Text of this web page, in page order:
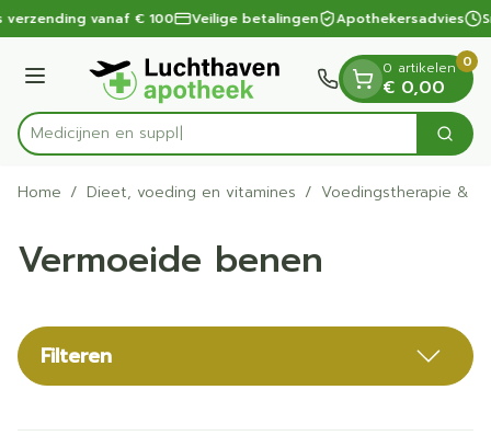
Ga naar de inhoud
1 van 1 vanaf € 100 Veilige betalingen Apothekersadvies
Menu
Product, merk, categorie... Zoek
0 artikelen
€ 0,00
0
Home / Dieet, voeding en vitamines / Voedingstherapie &
Vermoeide benen
Filteren